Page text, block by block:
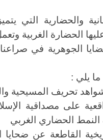
والحضارية التي
عليها الحضارة الغربية
الجوهرية في
ما يلي :
تحريف المسيحية
على مصداقية
النمط الحضاري الغربي
القاطعة عن